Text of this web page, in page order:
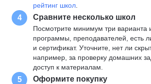
рейтинг школ
4 Сравните несколько школ
Посмотрите минимум три варианта
программы, преподавателей, есть
и сертификат. Уточните, нет ли
например, за проверку домашних
доступ к материалам.
5 Оформите покупку